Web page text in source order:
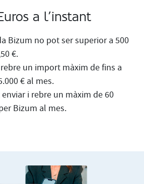
a l’instant
Bizum no pot ser superior a 500
€.
un import màxim de fins a
€ al mes.
i rebre un màxim de 60
Bizum al mes.